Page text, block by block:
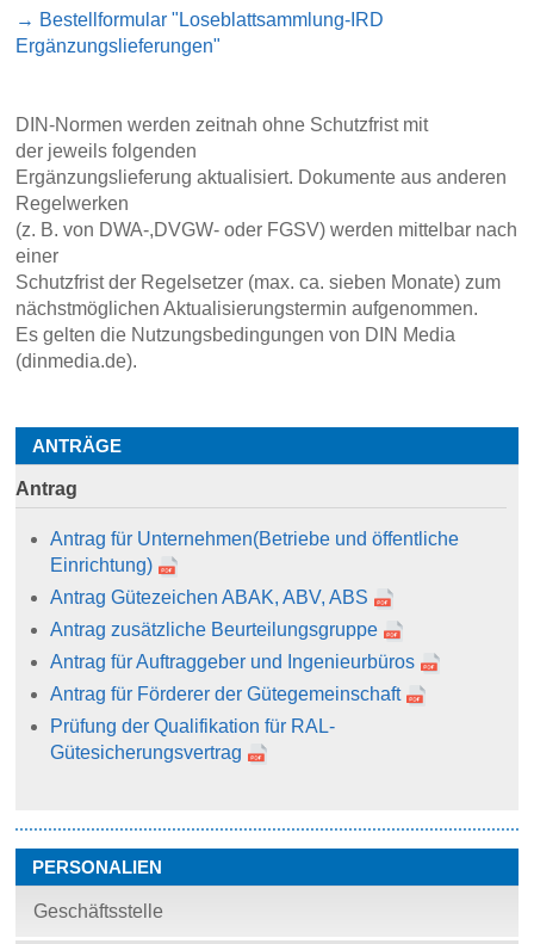
→ Bestellformular "Loseblattsammlung-IRD
Ergänzungslieferungen"
DIN-Normen werden zeitnah ohne Schutzfrist mit
der jeweils folgenden
Ergänzungslieferung aktualisiert. Dokumente aus anderen
Regelwerken
(z. B. von DWA-,DVGW- oder FGSV) werden mittelbar nach
einer
Schutzfrist der Regelsetzer (max. ca. sieben Monate) zum
nächstmöglichen Aktualisierungstermin aufgenommen.
Es gelten die Nutzungsbedingungen von DIN Media
(dinmedia.de).
ANTRÄGE
Antrag
Antrag für Unternehmen(Betriebe und öffentliche
Einrichtung)
Antrag Gütezeichen ABAK, ABV, ABS
Antrag zusätzliche Beurteilungsgruppe
Antrag für Auftraggeber und Ingenieurbüros
Antrag für Förderer der Gütegemeinschaft
Prüfung der Qualifikation für RAL-
Gütesicherungsvertrag
PERSONALIEN
Geschäftsstelle